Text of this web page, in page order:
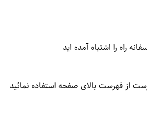
راه را اشتباه آمده اید
از فهرست بالای صفحه استفاده نمائید